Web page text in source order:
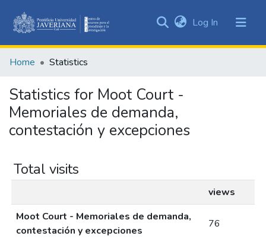
&
All of DSpace
Log In (current)
Home Statistics
Statistics for Moot Court -
Memoriales de demanda,
contestación y excepciones
Total visits
views
Moot Court - Memoriales de demanda,
contestación y excepciones
76